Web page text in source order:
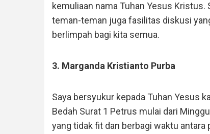
kemuliaan nama Tuhan Yesus Kristus.
teman-teman juga fasilitas diskusi
berlimpah bagi kita semua.
3. Marganda Kristianto Purba
Saya bersyukur kepada Tuhan Yesus
Bedah Surat 1 Petrus mulai dari
yang tidak fit dan berbagi waktu antara